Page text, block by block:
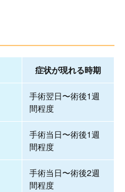
症状が現れる時期
手術翌日〜術後1週
間程度
手術当日〜術後1週
間程度
手術当日〜術後2週
間程度